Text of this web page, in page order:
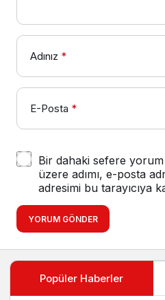
Adınız *
E-Posta *
Bir dahaki sefere yorum
üzere adımı, e-posta
adresimi bu tarayıcıya
YORUM GÖNDER
Popüler Haberler